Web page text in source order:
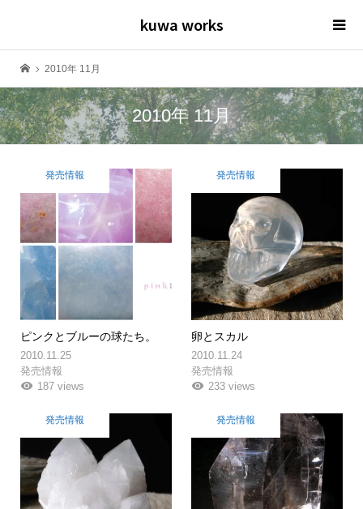
kuwa works
2010年 11月
2010年 11月
発売情報
ピンクとブルーの球たち。
2010.11.25
発売情報
187 views
発売情報
卵とスカル
2010.11.24
発売情報
233 views
発売情報 発売情報